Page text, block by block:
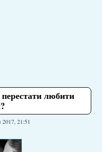
любити
2017, 21:51